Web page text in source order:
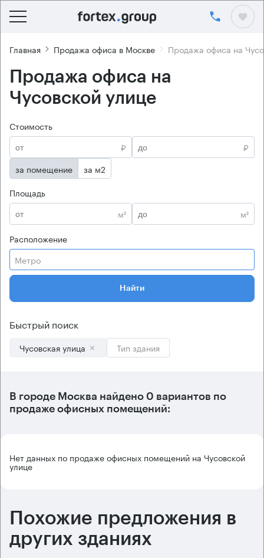
Главная Продажа офиса в Москве Продажа офиса на
Продажа офиса на
Чусовской улице
Стоимость
₽
₽
за помещение
за м2
Площадь
м²
м²
Расположение
Метро
Найти
Быстрый поиск
Чусовская улица Тип здания
В городе Москва найдено 0 вариантов по
продаже офисных помещений:
Нет данных по продаже офисных помещений на Чусовской
улице
Похожие предложения в
других зданиях